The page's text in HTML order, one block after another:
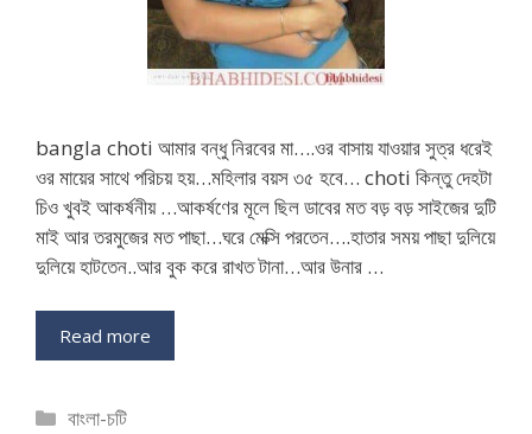
bangla choti আমার বন্ধু নিরবের মা….ওর বাসায় যাওয়ার সুত্র ধরেই
ওর মায়ের সাথে পরিচয় হয়…মহিলার বয়স ৩৫ হবে… choti কিন্তু দেহটা
চিও খুবই আকর্ষনীয় …আকর্ষণের মূলে ছিল ডাবের মত বড় বড় সাইজের দুটি
মাই আর তরমুজের মত পাছা…ঘরে মেক্সি পরতেন….হাতার সময় পাছা দুলিয়ে
দুলিয়ে হাটতেন..আর বুক করে রাখত টানা…আর উনার …
Read more
Categories
বাংলা-চটি